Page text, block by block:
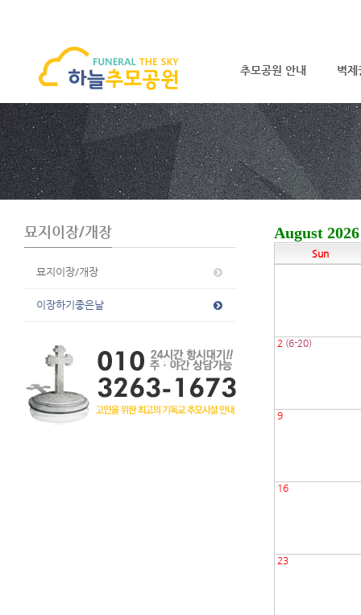
추모공원 안내 벽제
S
u
b
P
o
t묘지이장/개장
묘지이장/개장
이장하기좋은날
August 2026
Sun
2 (6-20)
9
16
23